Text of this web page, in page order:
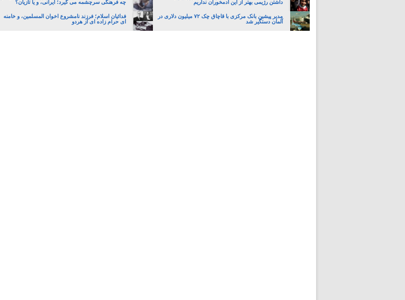
داشتن رژیمی بهتر از این آدمخوران نداریم
چه فرهنگی سرچشمه می گیرد؛ ایرانی، و یا تازیان؟
مدیر پیشین بانک مرکزی با قاچاق چک ۷۲ میلیون دلاری در
آلمان دستگیر شد
فدائیان اسلام؛ فرزند نامشروع اخوان المسلمین، و خامنه
ای حرام زاده ای از هردو